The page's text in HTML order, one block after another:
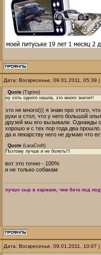
Дата: Воскресенье, 09.01.2011,
Quote (Tigrino)
ну хоть одного нашла, это много значит!
это не много((( я знаю про этого,
руки и стол, что у него большой
друзей мы его вызывали. Однажды
хорошо и с тех пор года два
да и лекарству него не думаю что
Quote ( LaraCroft)
Поэтому лучше и не болеть!!!
вот это точно - 100%
и не только собакам
лучше сыр в кармане, чем бита под
Дата: Воскресенье, 09.01.2011,